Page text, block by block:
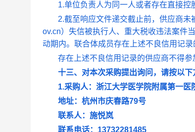
1.单位负责人为同一人或者存在直接控
2.截至响应文件递交截止前，供应商未
ov.cn）失信被执行人、重大税收违法案件
动期内。联合体成员存在上述不良信用记
存在上述不良信用记录的供应商不得参
十三、对本次采购提出询问，请按以下
1.采购人：浙江大学医学院附属第一医
地址：杭州市庆春路79号
联系人：施悦岚
联系电话： 13732281485